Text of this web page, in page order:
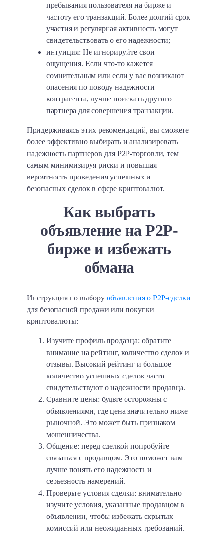
пребывания пользователя на бирже и
частоту его транзакций. Более долгий срок
участия и регулярная активность могут
свидетельствовать о его надежности;
интуиция: Не игнорируйте свои
ощущения. Если что-то кажется
сомнительным или если у вас возникают
опасения по поводу надежности
контрагента, лучше поискать другого
партнера для совершения транзакции.
Придерживаясь этих рекомендаций, вы сможете
более эффективно выбирать и анализировать
надежность партнеров для P2P-торговли, тем
самым минимизируя риски и повышая
вероятность проведения успешных и
безопасных сделок в сфере криптовалют.
Как выбрать
объявление на P2P-
бирже и избежать
обмана
Инструкция по выбору объявления о P2P-сделки
для безопасной продажи или покупки
криптовалюты:
Изучите профиль продавца: обратите
внимание на рейтинг, количество сделок и
отзывы. Высокий рейтинг и большое
количество успешных сделок часто
свидетельствуют о надежности продавца.
Сравните цены: будьте осторожны с
объявлениями, где цена значительно ниже
рыночной. Это может быть признаком
мошенничества.
Общение: перед сделкой попробуйте
связаться с продавцом. Это поможет вам
лучше понять его надежность и
серьезность намерений.
Проверьте условия сделки: внимательно
изучите условия, указанные продавцом в
объявлении, чтобы избежать скрытых
комиссий или неожиданных требований.